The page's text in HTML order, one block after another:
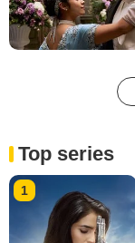
Top series
1